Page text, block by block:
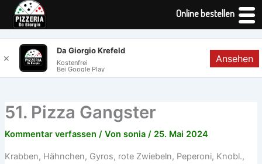
Inhalt
springen
51. Pizza Gangster
Kommentar verfassen / Von sonia / 25. Mai 2024
Krabben, Hähnchen, Gyros, rote Zwiebeln, Peperoni, Knobl.,
Online bestellen
✕
Da Giorgio Krefeld
Kostenfrei
Bei Google Play
Ansehen